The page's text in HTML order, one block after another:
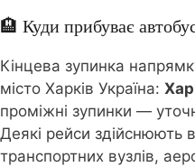
🏨 Куди прибуває
Кінцева зупинка
місто Харків Україна:
проміжні зупинки —
Деякі рейси здійснюють
транспортних вузлів,